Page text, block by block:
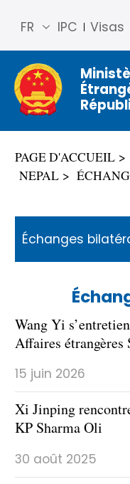
IPC Visas
FR
简体
中文
Engli
sh
Русс
Espa
ñol
PAGE D'ACCUEIL
NEPAL
Wang Yi
Affaires
15 juin 2026
Xi Jinping
KP Sharma Oli
30 août 2025
Échanges